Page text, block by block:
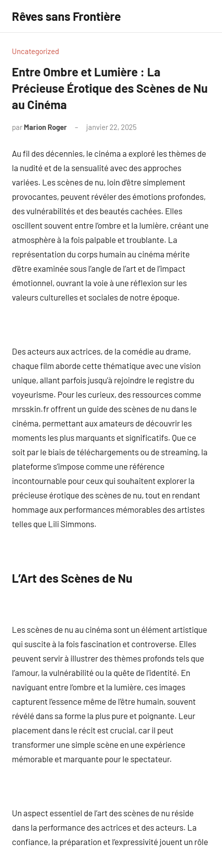
contenu
Rêves sans Frontière
Uncategorized
Entre Ombre et Lumière : La
Précieuse Érotique des Scènes de Nu
au Cinéma
par Marion Roger janvier 22, 2025
Au fil des décennies, le cinéma a exploré les thèmes de
la nudité et de la sensualité avec des approches
variées. Les scènes de nu, loin d’être simplement
provocantes, peuvent révéler des émotions profondes,
des vulnérabilités et des beautés cachées. Elles
oscillent souvent entre l’ombre et la lumière, créant une
atmosphère à la fois palpable et troublante. La
représentation du corps humain au cinéma mérite
d’être examinée sous l’angle de l’art et de l’impact
émotionnel, ouvrant la voie à une réflexion sur les
valeurs culturelles et sociales de notre époque.
Des acteurs aux actrices, de la comédie au drame,
chaque film aborde cette thématique avec une vision
unique, allant parfois jusqu’à rejoindre le registre du
voyeurisme. Pour les curieux, des ressources comme
mrsskin.fr offrent un guide des scènes de nu dans le
cinéma, permettant aux amateurs de découvrir les
moments les plus marquants et significatifs. Que ce
soit par le biais de téléchargements ou de streaming, la
plateforme s’impose comme une référence
incontournable pour ceux qui souhaitent explorer la
précieuse érotique des scènes de nu, tout en rendant
hommage aux performances mémorables des artistes
telles que Lili Simmons.
L’Art des Scènes de Nu
Les scènes de nu au cinéma sont un élément artistique
qui suscite à la fois fascination et controverse. Elles
peuvent servir à illustrer des thèmes profonds tels que
l’amour, la vulnérabilité ou la quête de l’identité. En
naviguant entre l’ombre et la lumière, ces images
capturent l’essence même de l’être humain, souvent
révélé dans sa forme la plus pure et poignante. Leur
placement dans le récit est crucial, car il peut
transformer une simple scène en une expérience
mémorable et marquante pour le spectateur.
Un aspect essentiel de l’art des scènes de nu réside
dans la performance des actrices et des acteurs. La
confiance, la préparation et l’expressivité jouent un rôle